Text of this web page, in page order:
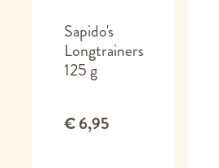
Sapido's
Longtrainers
125 g
€ 6,95